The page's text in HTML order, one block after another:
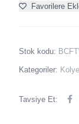
Favorilere
Stok kodu:
Kategoriler: Kolye
Tavsiye Et: